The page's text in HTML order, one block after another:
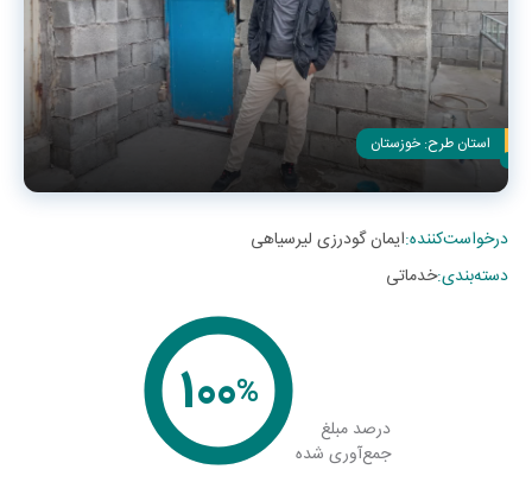
استان طرح: خوزستان
درخواست‌کننده:ایمان گودرزی لیرسیاهی
دسته‌بندی:خدماتی
درصد مبلغ
جمع‌آوری شده
%
100